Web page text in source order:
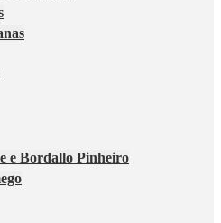
e Bordallo Pinheiro